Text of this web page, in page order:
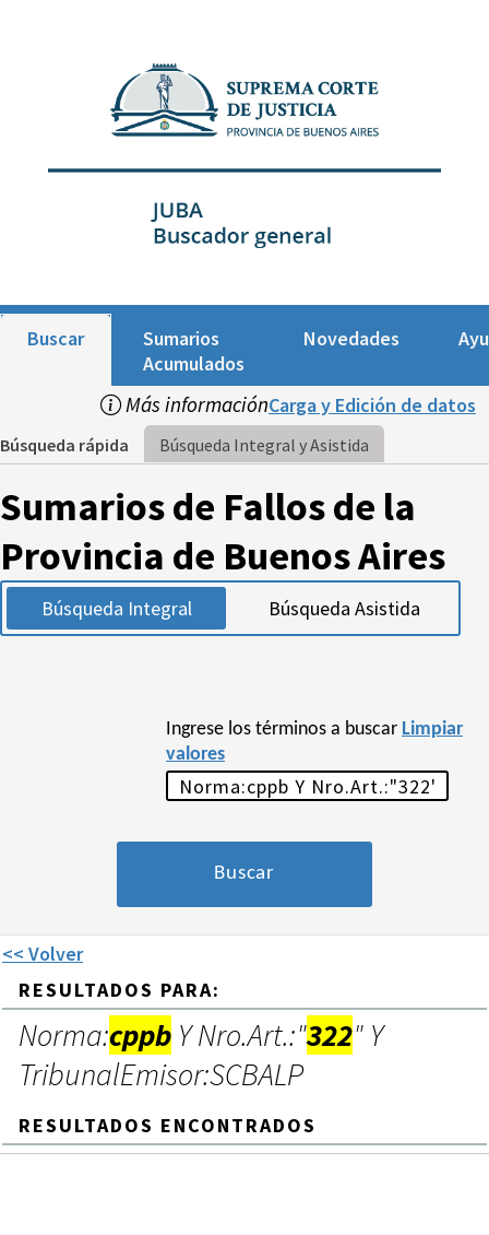
Buscar
Sumarios
Acumulados
Novedades
Más informaciónCarga y Edición de datos
Búsqueda rápida Búsqueda Integral y Asistida
Sumarios de Fallos de la
Provincia de Buenos Aires
Búsqueda Integral Búsqueda Asistida
Ingrese los términos a buscar Limpiar
valores
<< Volver
RESULTADOS PARA:
Norma:cppb Y Nro.Art.:"322" Y
TribunalEmisor:SCBALP
RESULTADOS ENCONTRADOS